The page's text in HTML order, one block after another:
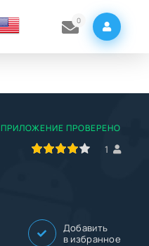
0
ПРИЛОЖЕНИЕ ПРОВЕРЕНО
1
Добавить
в избранное